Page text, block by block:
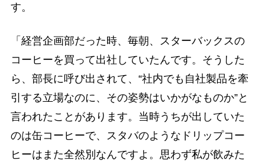
す。
「経営企画部だった時、毎朝、スターバックスの
コーヒーを買って出社していたんです。そうした
ら、部長に呼び出されて、“社内でも自社製品を牽
引する立場なのに、その姿勢はいかがなものか”と
言われたことがあります。当時うちが出していた
のは缶コーヒーで、スタバのようなドリップコー
ヒーはまた全然別なんですよ。思わず私が飲みた